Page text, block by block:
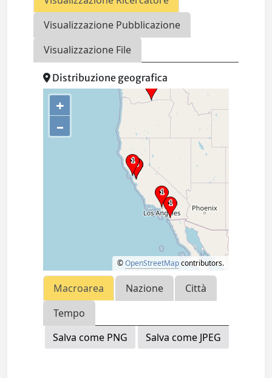
Visualizzazione Pubblicazione
Visualizzazione File
Distribuzione geografica
+
–
©OpenStreetMapcontributors.
Macroarea Nazione
Città
Tempo
Salva come PNG
Salva come JPEG